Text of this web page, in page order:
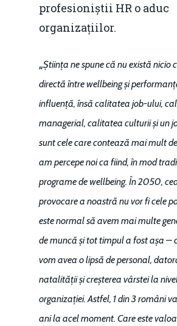
profesioniștii HR o aduc
organizațiilor.
„Știința ne spune că nu există nicio
directă între wellbeing și
influență, însă calitatea job-ului,
managerial, calitatea culturii și un
sunt cele care contează mai mult
am percepe noi ca fiind, în mod
programe de wellbeing. În 2050,
provocare a noastră nu vor fi cele
este normal să avem mai multe
de muncă și tot timpul a fost așa –
vom avea o lipsă de personal,
natalității și creșterea vârstei la
organizației. Astfel, 1 din 3 români
ani la acel moment. Care este